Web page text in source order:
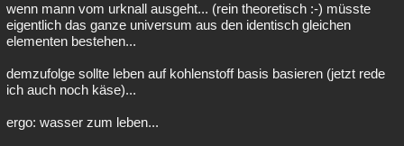
wenn mann vom urknall ausgeht... (rein theoretisch :-) müsste
eigentlich das ganze universum aus den identisch gleichen
elementen bestehen...
demzufolge sollte leben auf kohlenstoff basis basieren (jetzt rede
ich auch noch käse)...
ergo: wasser zum leben...